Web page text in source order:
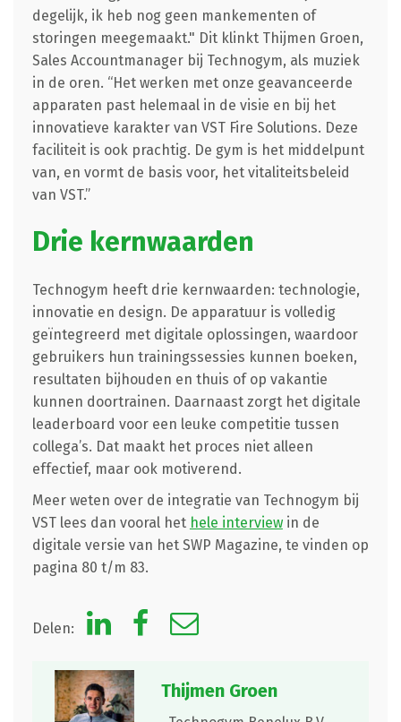
degelijk, ik heb nog geen mankementen of
storingen meegemaakt." Dit klinkt Thijmen Groen,
Sales Accountmanager bij Technogym, als muziek
in de oren. “Het werken met onze geavanceerde
apparaten past helemaal in de visie en bij het
innovatieve karakter van VST Fire Solutions. Deze
faciliteit is ook prachtig. De gym is het middelpunt
van, en vormt de basis voor, het vitaliteitsbeleid
van VST.”
Drie kernwaarden
Technogym heeft drie kernwaarden: technologie,
innovatie en design. De apparatuur is volledig
geïntegreerd met digitale oplossingen, waardoor
gebruikers hun trainingssessies kunnen boeken,
resultaten bijhouden en thuis of op vakantie
kunnen doortrainen. Daarnaast zorgt het digitale
leaderboard voor een leuke competitie tussen
collega’s. Dat maakt het proces niet alleen
effectief, maar ook motiverend.
Meer weten over de integratie van Technogym bij
VST lees dan vooral het hele interviewin de
digitale versie van het SWP Magazine, te vinden op
pagina 80 t/m 83.
Delen:
Thijmen Groen